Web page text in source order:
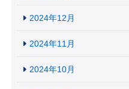
2024年12月
2024年11月
2024年10月